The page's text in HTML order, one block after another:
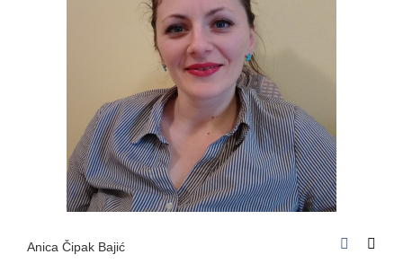
Anica Čipak Bajić